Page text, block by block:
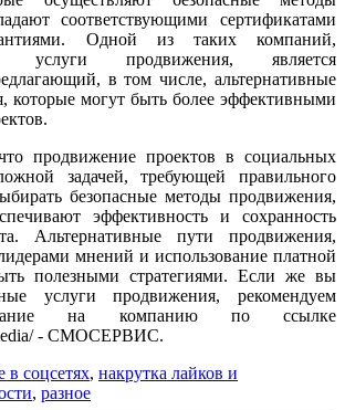
соответствующими сертификатами
Одной из таких компаний,
услуги продвижения, является
в том числе, альтернативные
которые могут быть более эффективными
продвижение проектов в социальных
задачей, требующей правильного
безопасные методы продвижения,
эффективность и сохранность
Альтернативные пути продвижения,
мнений и использование платной
полезными стратегиями. Если же вы
услуги продвижения, рекомендуем
на компанию по ссылке
- СМОСЕРВИС.
в соцсетях, накрутка лайков и
, разное